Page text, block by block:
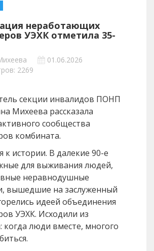
неработающих
УЭХК отметила 35-
01.06.2026
2269
секции инвалидов ПОНП
Михеева рассказала
сообщества
комбината.
к истории. В далекие 90-е
для выживания людей,
неравнодушные
вышедшие на заслуженный
идеей объединения
УЭХК. Исходили из
когда люди вместе, многого